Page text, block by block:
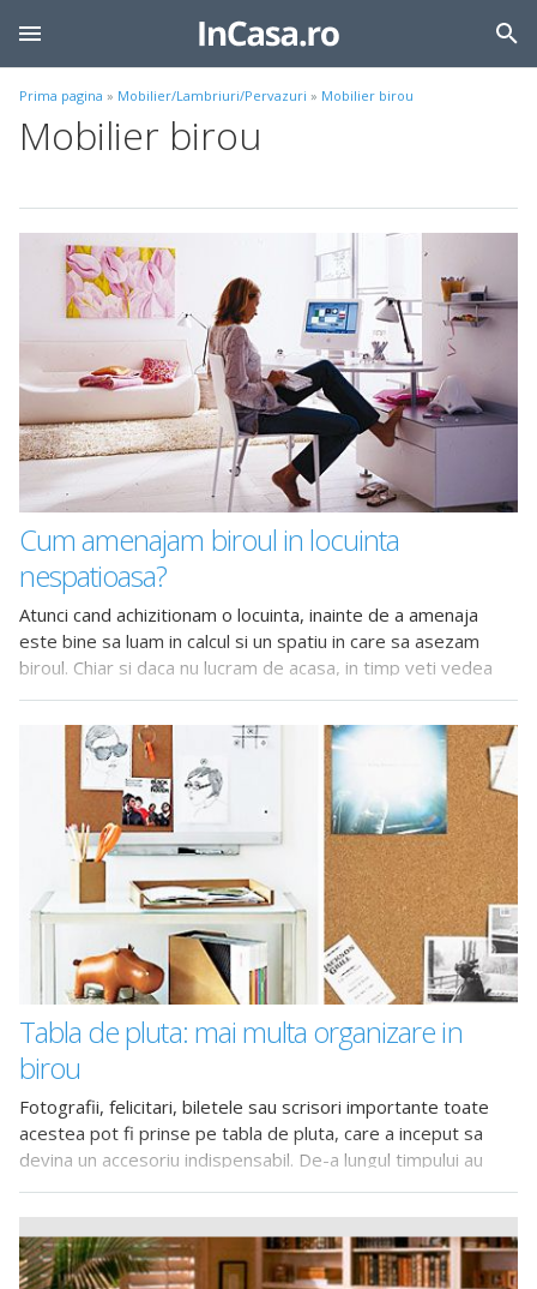
Prima pagina » Mobilier/Lambriuri/Pervazuri » Mobilier birou
Mobilier birou
Cum amenajam biroul in locuinta
nespatioasa?
Atunci cand achizitionam o locuinta, inainte de a amenaja
este bine sa luam in calcul si un spatiu in care sa asezam
biroul. Chiar si daca nu lucram de acasa, in timp veti vedea
Tabla de pluta: mai multa organizare in
birou
Fotografii, felicitari, biletele sau scrisori importante toate
acestea pot fi prinse pe tabla de pluta, care a inceput sa
devina un accesoriu indispensabil. De-a lungul timpului au
accesoriu